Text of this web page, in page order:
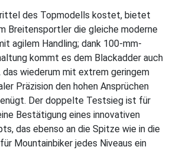
des Topmodells kostet, bietet
Breitensportler die gleiche moderne
agilem Handling; dank 100-mm-
kommt es dem Blackadder auch
das wiederum mit extrem geringem
Präzision den hohen Ansprüchen
Der doppelte Testsieg ist für
Bestätigung eines innovativen
das ebenso an die Spitze wie in die
Mountainbiker jedes Niveaus ein